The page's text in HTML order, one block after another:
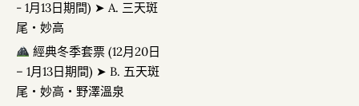
- 1月13日期間) ➤ A. 三天斑
尾・妙高
經典冬季套票 (12月20日
– 1月13日期間) ➤ B. 五天斑
尾・妙高・野澤溫泉
三天斑尾・妙高